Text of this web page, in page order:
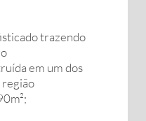
trazendo
em um dos
região